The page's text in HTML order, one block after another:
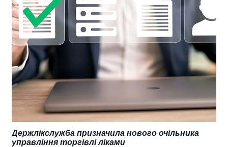
Держлікслужба призначила нового очільника
управління торгівлі ліками